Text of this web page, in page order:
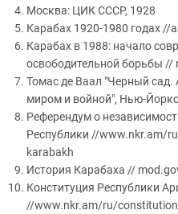
Москва: ЦИК СССР, 1928
Карабах 1920-1980 годах //
Карабах в 1988: начало
освободительной борьбы //
Томас де Ваал "Черный
миром и войной", Нью-
Референдум о
Республики //www.nkr.am/
karabakh
История Карабаха //
Конституция Республики
//www.nkr.am/ru/